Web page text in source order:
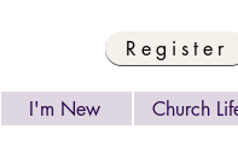
Register
I'm New Church